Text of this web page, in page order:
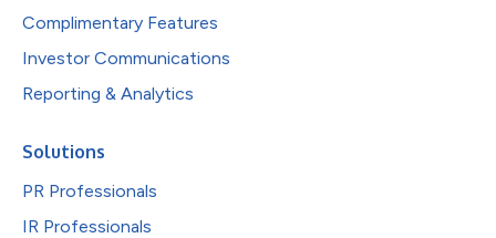
Complimentary Features
Investor Communications
Reporting & Analytics
Solutions
PR Professionals
IR Professionals